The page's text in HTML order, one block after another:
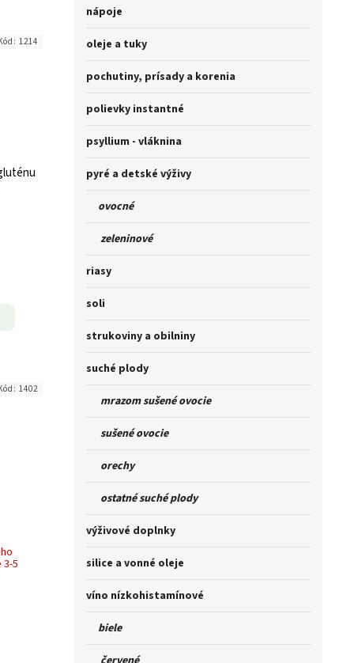
nápoje
oleje a tuky
pochutiny, prísady a korenia
polievky instantné
psyllium - vláknina
pyré a detské výživy
ovocné
zeleninové
riasy
soli
strukoviny a obilniny
suché plody
mrazom sušené ovocie
sušené ovocie
orechy
ostatné suché plody
výživové doplnky
silice a vonné oleje
víno nízkohistamínové
biele
1214
5
1402